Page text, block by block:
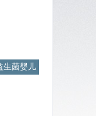
生菌婴儿